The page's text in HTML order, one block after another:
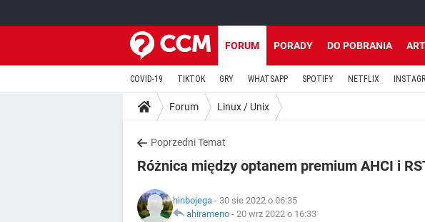
FORUM PORADY DO POBRANIA
COVID-19 TIKTOK GRY WHATSAPP SPOTIFY NETFLIX
Forum Linux / Unix
Poprzedni Temat
Różnica między optanem premium AHCI i
hinbojega - 30 sie 2022 o 06:35
ahirameno - 20 wrz 2022 o 16:33